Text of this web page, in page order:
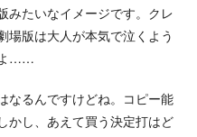
みたいなイメージです。クレ
場版は大人が本気で泣くよう
よ……
なるんですけどね。コピー能
かし、あえて買う決定打はど